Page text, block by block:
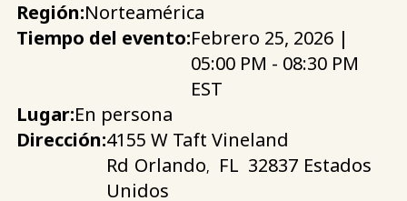
Región:Norteamérica
Tiempo del evento:Febrero 25, 2026 |
05:00 PM - 08:30 PM
EST
Lugar:En persona
Dirección:4155 W Taft Vineland
Rd Orlando, FL 32837 Estados
Unidos